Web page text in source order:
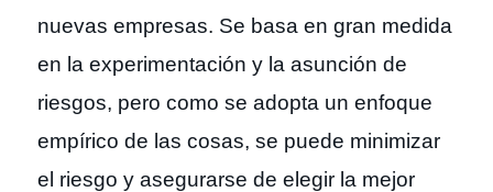
nuevas empresas. Se basa en gran medida
en la experimentación y la asunción de
riesgos, pero como se adopta un enfoque
empírico de las cosas, se puede minimizar
el riesgo y asegurarse de elegir la mejor